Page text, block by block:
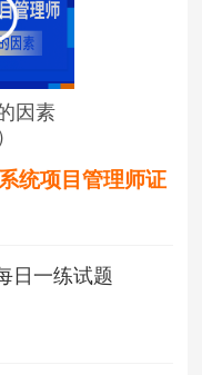
因素
统项目管理师证
日一练试题